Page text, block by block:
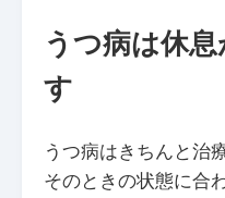
うつ病は休
す
うつ病はきちんと治
そのときの状態に合